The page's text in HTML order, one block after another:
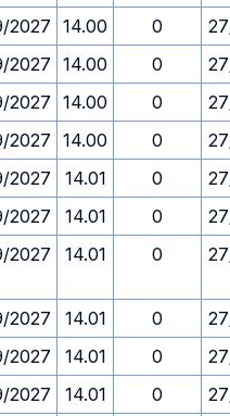
2027 14.00 0
2027 14.00 0
2027 14.00 0
2027 14.00 0
2027 14.01 0
2027 14.01 0
2027 14.01 0
2027 14.01 0
2027 14.01 0
2027 14.01 0